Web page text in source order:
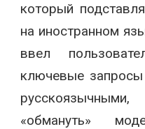
который
на иностранном
ввел
ключевые
«обмануть»